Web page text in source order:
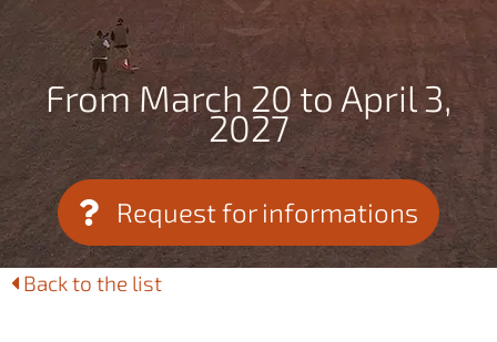
From March 20 to April 3,
2027
Request for informations
Back to the list